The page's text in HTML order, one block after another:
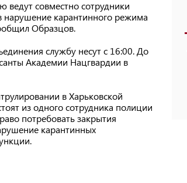
ведут совместно сотрудники
нарушение карантинного режима
Образцов.
службу несут с 16:00. До
Академии Нацгвардии в
в Харьковской
из одного сотрудника полиции
потребовать закрытия
карантинных